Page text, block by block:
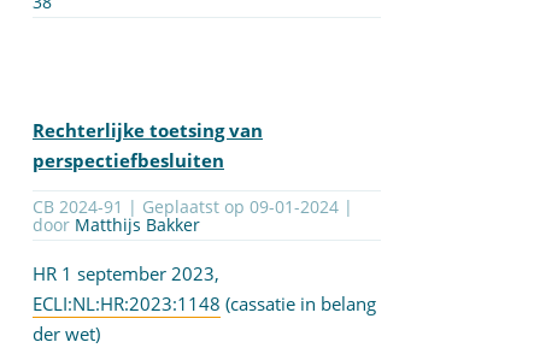
Rechterlijke toetsing van
perspectiefbesluiten
CB 2024-91 | Geplaatst op 09-01-2024 |
door Matthijs Bakker
HR 1 september 2023,
ECLI:NL:HR:2023:1148 (cassatie in belang
der wet)